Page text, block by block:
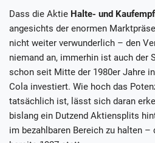
Dass die Aktie Halte- und
angesichts der enormen
nicht weiter verwunderlich – den
niemand an, immerhin ist auch der
schon seit Mitte der 1980er Jahre
Cola investiert. Wie hoch das
tatsächlich ist, lässt sich daran
bislang ein Dutzend Aktiensplits
im bezahlbaren Bereich zu halten –